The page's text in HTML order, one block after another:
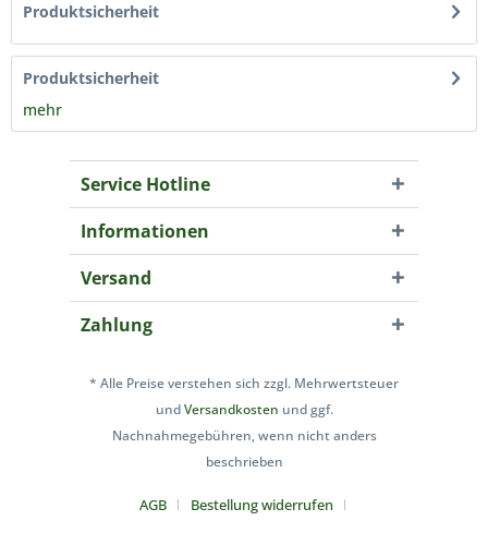
Produktsicherheit
Produktsicherheit
mehr
Service Hotline
Informationen
Versand
Zahlung
* Alle Preise verstehen sich zzgl. Mehrwertsteuer
undVersandkosten und ggf.
Nachnahmegebühren, wenn nicht anders
beschrieben
AGB
Bestellung widerrufen